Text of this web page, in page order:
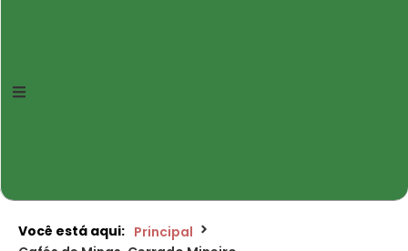
Você está aqui: Principal